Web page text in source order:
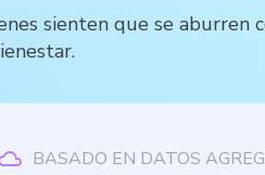
sienten que se aburren
BASADO EN DATOS